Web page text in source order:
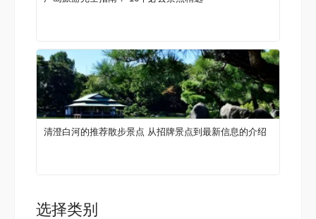
清澄白河的推荐散步景点 从招牌景点到最新信息的介绍
选择类别